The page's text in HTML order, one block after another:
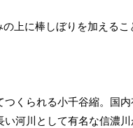
上に棒しぼりを加えるこ
つくられる小千谷縮。国
河川として有名な信濃川